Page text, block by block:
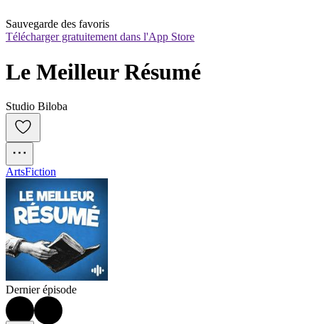
Sauvegarde des favoris
Télécharger gratuitement dans l'App Store
Le Meilleur Résumé
Studio Biloba
ArtsFiction
Dernier épisode